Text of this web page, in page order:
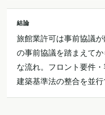
結論
旅館業許可は事前協議
の事前協議を踏まえて
な流れ。フロント要件
建築基準法の整合を並行